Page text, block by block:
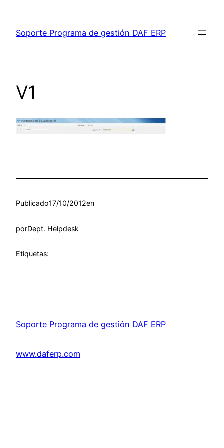
contenido
Soporte Programa de gestión DAF ERP
V1
Publicado17/10/2012en
porDept. Helpdesk
Etiquetas:
Soporte Programa de gestión DAF ERP
www.daferp.com